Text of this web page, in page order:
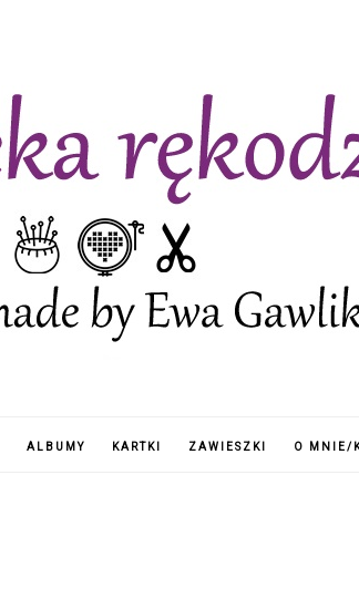
ALBUMY KARTKI ZAWIESZKI O MNIE/